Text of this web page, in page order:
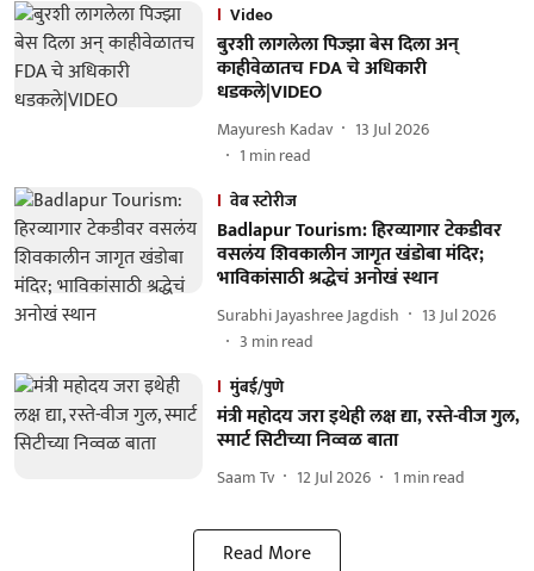
Video
बुरशी लागलेला पिज्झा बेस दिला अन्
काहीवेळातच FDA चे अधिकारी
धडकले|VIDEO
Mayuresh Kadav
13 Jul 2026
1 min read
वेब स्टोरीज
Badlapur Tourism: हिरव्यागार टेकडीवर
वसलंय शिवकालीन जागृत खंडोबा मंदिर;
भाविकांसाठी श्रद्धेचं अनोखं स्थान
Surabhi Jayashree Jagdish
13 Jul 2026
3 min read
मुंबई/पुणे
मंत्री महोदय जरा इथेही लक्ष द्या, रस्ते-वीज गुल,
स्मार्ट सिटीच्या निव्वळ बाता
Saam Tv 12 Jul 2026 1 min read
Read More